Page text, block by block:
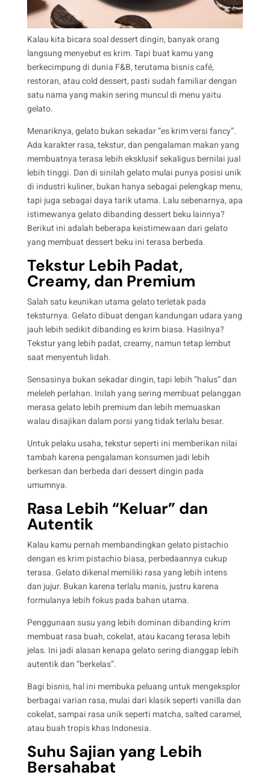
Kalau kita bicara soal dessert dingin, banyak orang
langsung menyebut es krim. Tapi buat kamu yang
berkecimpung di dunia F&B, terutama bisnis café,
restoran, atau cold dessert, pasti sudah familiar dengan
satu nama yang makin sering muncul di menu yaitu
gelato.
Menariknya, gelato bukan sekadar “es krim versi fancy”.
Ada karakter rasa, tekstur, dan pengalaman makan yang
membuatnya terasa lebih eksklusif sekaligus bernilai jual
lebih tinggi. Dan di sinilah gelato mulai punya posisi unik
di industri kuliner, bukan hanya sebagai pelengkap menu,
tapi juga sebagai daya tarik utama. Lalu sebenarnya, apa
istimewanya gelato dibanding dessert beku lainnya?
Berikut ini adalah beberapa keistimewaan dari gelato
yang membuat dessert beku ini terasa berbeda.
Tekstur Lebih Padat,
Creamy, dan Premium
Salah satu keunikan utama gelato terletak pada
teksturnya. Gelato dibuat dengan kandungan udara yang
jauh lebih sedikit dibanding es krim biasa. Hasilnya?
Tekstur yang lebih padat, creamy, namun tetap lembut
saat menyentuh lidah.
Sensasinya bukan sekadar dingin, tapi lebih “halus” dan
meleleh perlahan. Inilah yang sering membuat pelanggan
merasa gelato lebih premium dan lebih memuaskan
walau disajikan dalam porsi yang tidak terlalu besar.
Untuk pelaku usaha, tekstur seperti ini memberikan nilai
tambah karena pengalaman konsumen jadi lebih
berkesan dan berbeda dari dessert dingin pada
umumnya.
Rasa Lebih “Keluar” dan
Autentik
Kalau kamu pernah membandingkan gelato pistachio
dengan es krim pistachio biasa, perbedaannya cukup
terasa. Gelato dikenal memiliki rasa yang lebih intens
dan jujur. Bukan karena terlalu manis, justru karena
formulanya lebih fokus pada bahan utama.
Penggunaan susu yang lebih dominan dibanding krim
membuat rasa buah, cokelat, atau kacang terasa lebih
jelas. Ini jadi alasan kenapa gelato sering dianggap lebih
autentik dan “berkelas”.
Bagi bisnis, hal ini membuka peluang untuk mengeksplor
berbagai varian rasa, mulai dari klasik seperti vanilla dan
cokelat, sampai rasa unik seperti matcha, salted caramel,
atau buah tropis khas Indonesia.
Suhu Sajian yang Lebih
Bersahabat